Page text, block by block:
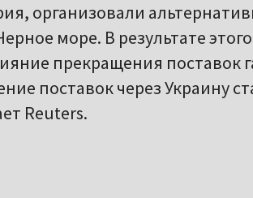
организовали
море. В результате
прекращения поставок
поставок через Украину
Reuters.